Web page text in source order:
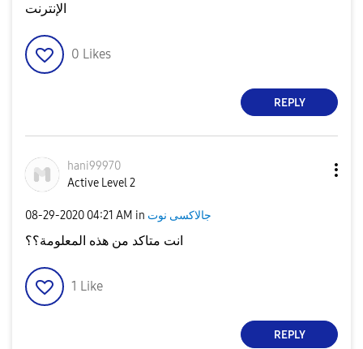
الإنترنت
0 Likes
REPLY
hani99970
Active Level 2
‎08-29-2020 04:21 AM in جالاكسى نوت
انت متاكد من هذه المعلومة؟؟
1 Like
REPLY